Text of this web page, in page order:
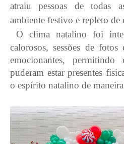
atraiu pessoas de todas
ambiente festivo e repleto de
O clima natalino foi
calorosos, sessões de fotos
emocionantes,
puderam estar presentes
o espírito natalino de